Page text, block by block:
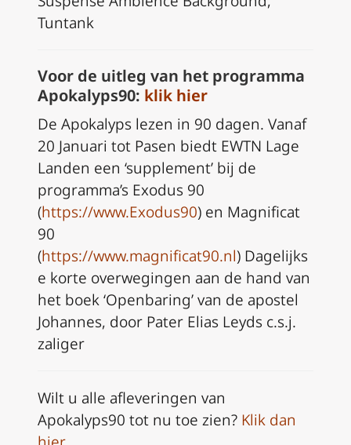
Tuntank
Voor de uitleg van het programma
Apokalyps90: klik hier
De Apokalyps lezen in 90 dagen. Vanaf
20 Januari tot Pasen biedt EWTN Lage
Landen een ‘supplement’ bij de
programma’s Exodus 90
(https://www.Exodus90) en Magnificat
90
(https://www.magnificat90.nl) Dagelijks
e korte overwegingen aan de hand van
het boek ‘Openbaring’ van de apostel
Johannes, door Pater Elias Leyds c.s.j.
zaliger
Wilt u alle afleveringen van
Apokalyps90 tot nu toe zien? Klik dan